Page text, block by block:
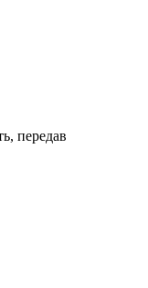
передав